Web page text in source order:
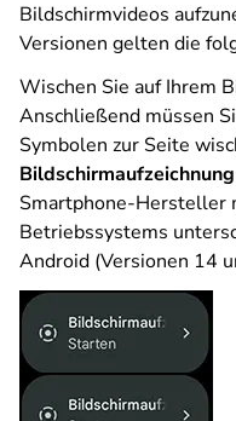
Bildschirmvideos
Versionen gelten die
Wischen Sie auf Ihrem
Anschließend müssen
Symbolen zur Seite
Smartphone-Hersteller
Betriebssystems
Android (Versionen 14